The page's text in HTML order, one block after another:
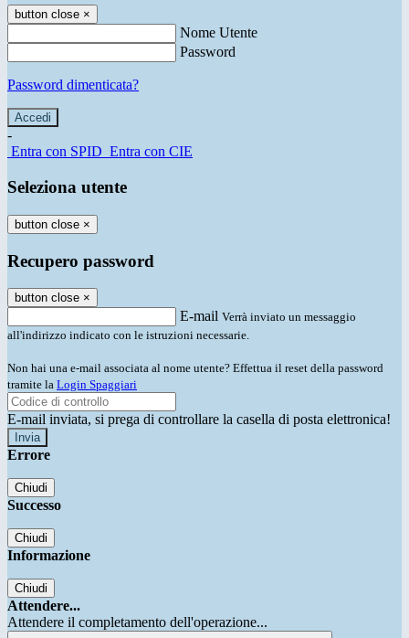
button close ×
Nome Utente
Password
Password dimenticata?
-
Entra con SPID Entra con CIE
Seleziona utente
button close ×
Recupero password
button close ×
E-mail Verrà inviato un messaggio
all'indirizzo indicato con le istruzioni necessarie.
Non hai una e-mail associata al nome utente? Effettua il reset della password
tramite la Login Spaggiari
E-mail inviata, si prega di controllare la casella di posta elettronica!
Errore
Chiudi
Successo
Chiudi
Informazione
Chiudi
Attendere...
Attendere il completamento dell'operazione...